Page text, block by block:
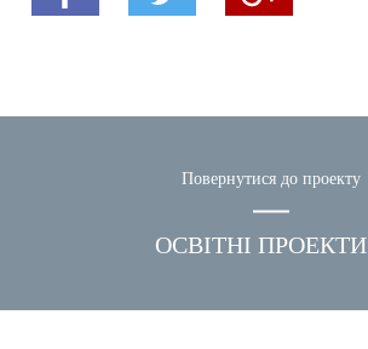
Повернутися до проекту
ОСВІТНІ ПРОЕКТИ